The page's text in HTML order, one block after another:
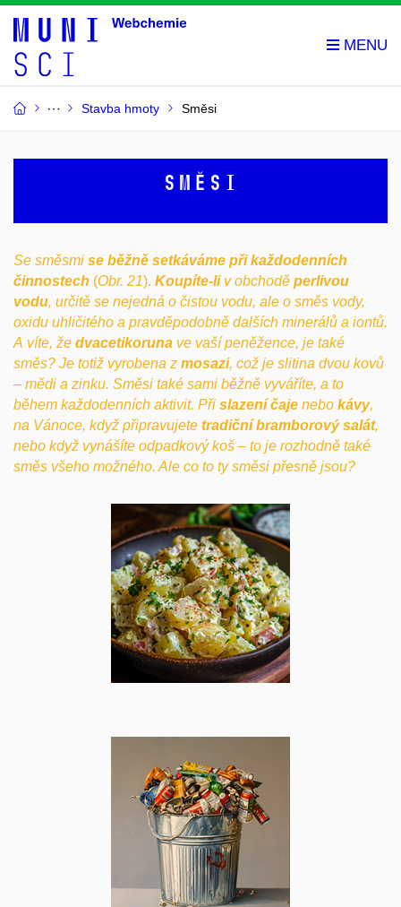
Stavba hmoty Směsi
Směsi
Se směsmi se běžně setkáváme při každodenních
činnostech (Obr. 21). Koupíte-li v obchodě perlivou
vodu, určitě se nejedná o čistou vodu, ale o směs vody,
oxidu uhličitého a pravděpodobně dalších minerálů a iontů.
A víte, že dvacetikoruna ve vaší peněžence, je také
směs? Je totiž vyrobena z mosazi, což je slitina dvou kovů
– mědi a zinku. Směsi také sami běžně vyváříte, a to
během každodenních aktivit. Při slazení čaje nebo kávy,
na Vánoce, když připravujete tradiční bramborový salát,
nebo když vynášíte odpadkový koš – to je rozhodně také
směs všeho možného. Ale co to ty směsi přesně jsou?